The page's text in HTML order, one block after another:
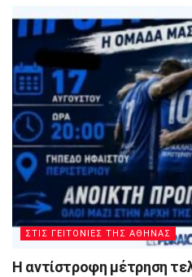
ΣΤΙΣ ΓΕΙΤΟΝΙΕΣ ΤΗΣ ΑΘΗΝΑΣ
Η αντίστροφη μέτρηση